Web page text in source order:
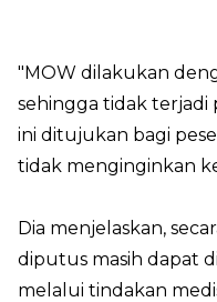
"MOW dilakukan
sehingga tidak terjadi
ini ditujukan bagi
tidak menginginkan
Dia menjelaskan,
diputus masih dapat
melalui tindakan